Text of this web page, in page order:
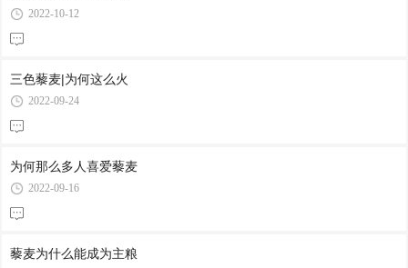
2022-10-12
三色藜麦|为何这么火
2022-09-24
为何那么多人喜爱藜麦
2022-09-16
藜麦为什么能成为主粮